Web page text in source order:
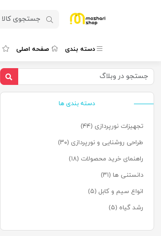
دسته بندی صفحه اصلی
دسته بندی ها
تجهیزات نورپردازی (۴۴)
طراحی روشنایی و نورپردازی (۳۰)
راهنمای خرید محصولات (۱۸)
دانستنی ها (۳۱)
انواع سیم و کابل (۵)
رشد گیاه (۵)